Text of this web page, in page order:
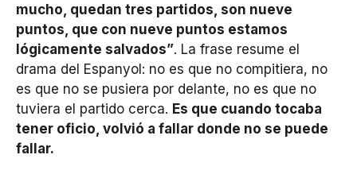
mucho, quedan tres partidos, son nueve
puntos, que con nueve puntos estamos
lógicamente salvados”. La frase resume el
drama del Espanyol: no es que no compitiera, no
es que no se pusiera por delante, no es que no
tuviera el partido cerca. Es que cuando tocaba
tener oficio, volvió a fallar donde no se puede
fallar.